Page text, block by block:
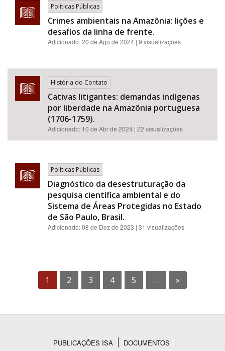
Políticas Públicas
Crimes ambientais na Amazônia: lições e
desafios da linha de frente.
Adicionado:20 de Ago de 2024 | 9 visualizações
História do Contato
Cativas litigantes: demandas indígenas
por liberdade na Amazônia portuguesa
(1706-1759).
Adicionado: 10 de Abr de 2024 | 22 visualizações
Políticas Públicas
Diagnóstico da desestruturação da
pesquisa científica ambiental e do
Sistema de Áreas Protegidas no Estado
de São Paulo, Brasil.
Adicionado:08 de Dez de 2023 | 31 visualizações
1 2 3 4 5 … »
PUBLICAÇÕES ISA DOCUMENTOS